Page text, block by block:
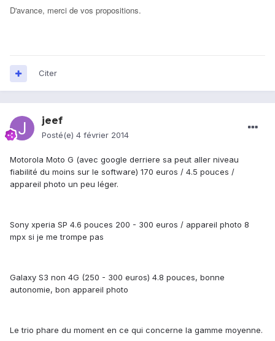
D'avance, merci de vos propositions.
Citer
jeef
Posté(e) 4 février 2014
Motorola Moto G (avec google derriere sa peut aller niveau
fiabilité du moins sur le software) 170 euros / 4.5 pouces /
appareil photo un peu léger.
Sony xperia SP 4.6 pouces 200 - 300 euros / appareil photo 8
mpx si je me trompe pas
Galaxy S3 non 4G (250 - 300 euros) 4.8 pouces, bonne
autonomie, bon appareil photo
Le trio phare du moment en ce qui concerne la gamme moyenne.